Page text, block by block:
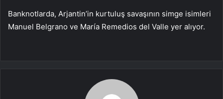
Banknotlarda, Arjantin’in kurtuluş savaşının simge isimleri
Manuel Belgrano ve María Remedios del Valle yer alıyor.